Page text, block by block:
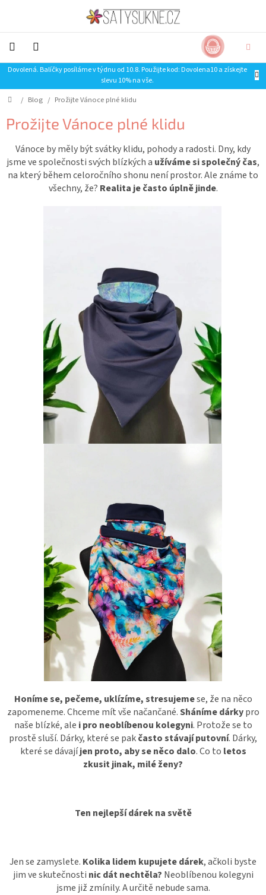
Dovolená. Balíčky posíláme v týdnu od 10.8. Použijte kod: Dovolena10 a získejte
slevu 10% na vše.
NOVINKY-
Šaty
Trička
Domů
/ Blog / Prožijte Vánoce plné klidu
Prožijte Vánoce plné klidu
Vánoce by měly být svátky klidu, pohody a radosti. Dny, kdy
jsme ve společnosti svých blízkých a užíváme si společný čas,
na který během celoročního shonu není prostor. Ale známe to
všechny, že? Realita je často úplně jinde.
Honíme se, pečeme, uklízíme, stresujemese, že na něco
zapomeneme. Chceme mít vše načančané.Sháníme dárkypro
naše blízké, ale i pro neoblíbenou kolegyni. Protože se to
prostě sluší. Dárky, které se pakčasto stávají putovní. Dárky,
které se dávajíjen proto, aby se něco dalo. Co to letos
zkusit jinak, milé ženy?
Ten nejlepší dárek na světě
Jen se zamyslete. Kolika lidem kupujete dárek, ačkoli byste
jim ve skutečnosti nic dát nechtěla? Neoblíbenou kolegyni
jsme již zmínily. A určitě nebude sama.